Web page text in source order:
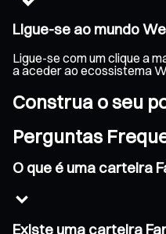
Ligue-se ao mundo
Ligue-se com um clique a
a aceder ao ecossistema
Construa o seu
Perguntas
O que é uma carteira
Existe uma carteira